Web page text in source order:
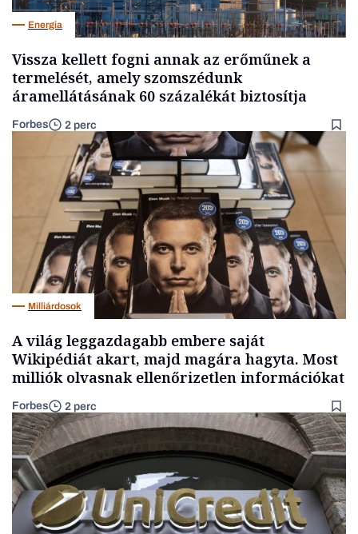
Energia
Vissza kellett fogni annak az erőműnek a
termelését, amely szomszédunk
áramellátásának 60 százalékát biztosítja
Forbes 2 perc
Milliárdosok
A világ leggazdagabb embere saját
Wikipédiát akart, majd magára hagyta. Most
milliók olvasnak ellenőrizetlen információkat
Forbes 2 perc